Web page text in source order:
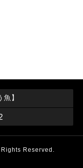
魚】
Rights Reserved.